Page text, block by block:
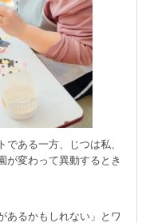
ある一方、じつは私、
が変わって異動するとき
あるかもしれない」とワ